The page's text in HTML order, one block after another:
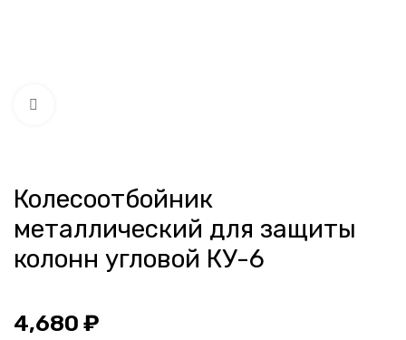
Колесоотбойник
металлический для защиты
колонн угловой КУ-6
4,680 ₽